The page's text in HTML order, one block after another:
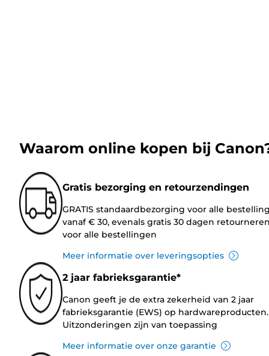
Waarom online kopen bij
Gratis bezorging en retourzendingen
GRATIS standaardbezorging voor alle
vanaf € 30, evenals gratis 30 dagen
voor alle bestellingen
Meer informatie over leveringsopties
2 jaar fabrieksgarantie*
Canon geeft je de extra zekerheid van 2 jaar
fabrieksgarantie (EWS) op hardwareproducten.
Uitzonderingen zijn van toepassing
Meer informatie over onze garantie